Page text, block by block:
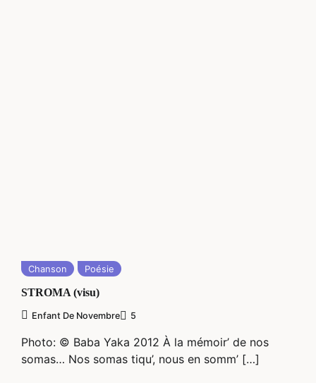
Chanson Poésie
STROMA (visu)
Enfant De Novembre 5
Photo: © Baba Yaka 2012 À la mémoir’ de nos
somas… Nos somas tiqu’, nous en somm’ […]